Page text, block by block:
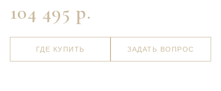
104 495 р.
ГДЕ КУПИТЬ ЗАДАТЬ ВОПРОС